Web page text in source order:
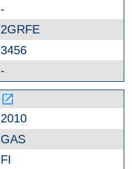
-
2GRFE
3456
-
launch
2010
GAS
FI